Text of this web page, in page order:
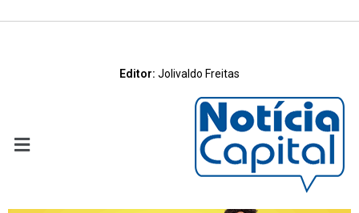
Editor: Jolivaldo Freitas